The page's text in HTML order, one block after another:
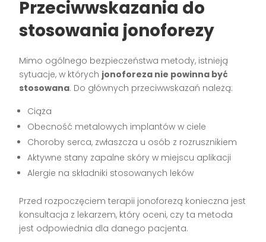
Przeciwwskazania do
stosowania jonoforezy
Mimo ogólnego bezpieczeństwa metody, istnieją
sytuacje, w których jonoforeza nie powinna być
stosowana. Do głównych przeciwwskazań należą:
Ciąża
Obecność metalowych implantów w ciele
Choroby serca, zwłaszcza u osób z rozrusznikiem
Aktywne stany zapalne skóry w miejscu aplikacji
Alergie na składniki stosowanych leków
Przed rozpoczęciem terapii jonoforezą konieczna jest
konsultacja z lekarzem, który oceni, czy ta metoda
jest odpowiednia dla danego pacjenta.